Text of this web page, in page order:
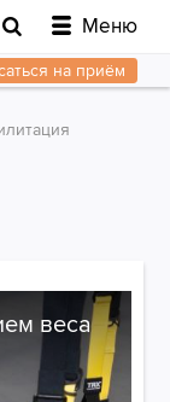
Меню
на приём
веса